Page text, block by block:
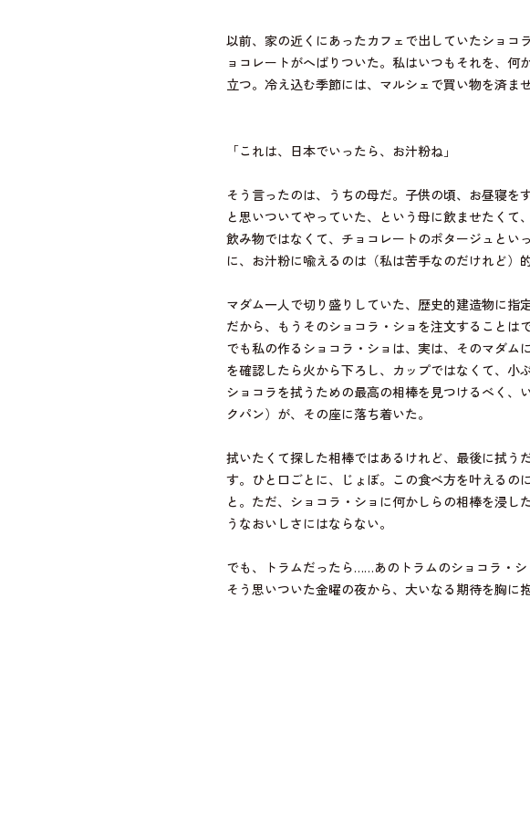
以前、家の近くにあったカフェで出していたショコ
ョコレートがへばりついた。私はいつもそれを、
立つ。冷え込む季節には、マルシェで買い物を済ま
「これは、日本でいったら、お汁粉ね」
そう言ったのは、うちの母だ。子供の頃、お昼寝
と思いついてやっていた、という母に飲ませたく
飲み物ではなくて、チョコレートのポタージュと
に、お汁粉に喩えるのは（私は苦手なのだけれど）
マダム一人で切り盛りしていた、歴史的建造物に指
だから、もうそのショコラ・ショを注文することはで
でも私の作るショコラ・ショは、実は、そのマダム
を確認したら火から下ろし、カップではなくて、小
ショコラを拭うための最高の相棒を見つけるべく
クパン）が、その座に落ち着いた。
拭いたくて探した相棒ではあるけれど、最後に拭う
す。ひと口ごとに、じょぼ。この食べ方を叶えるの
と。ただ、ショコラ・ショに何かしらの相棒を浸
うなおいしさにはならない。
でも、トラムだったら……あのトラムのショコラ・
そう思いついた金曜の夜から、大いなる期待を胸に